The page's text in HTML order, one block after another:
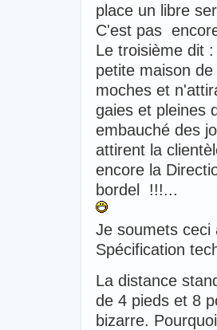
place un libre
C'est pas
Le troisième dit
petite maison
moches et
gaies et pleines
embauché des
attirent la
encore la
bordel !!!...
Je soumets ceci
Spécification
La distance
de 4 pieds et 8
bizarre.